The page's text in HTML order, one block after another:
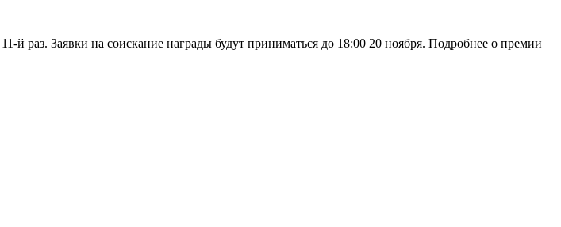
й раз. Заявки на соискание награды будут приниматься до 18:00 20 ноября. Подробнее о премии